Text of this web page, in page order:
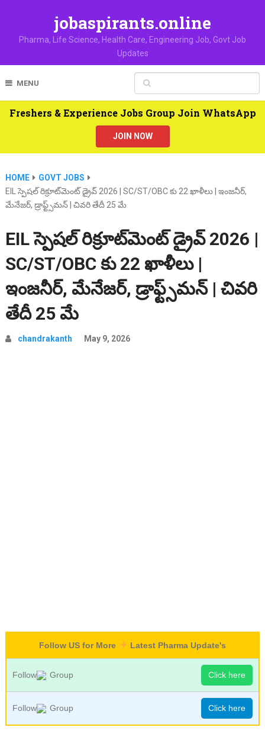
jobaspirants.online
Pharma, Life Science, Health Care, Engineering Job, Govt Job
Updates
MENU
Freshers & Experience Jobs Group Join WhatsApp
JOIN NOW
HOME
GOVT JOBS
EIL స్పెషల్ రిక్రూట్‌మెంట్ డ్రైవ్ 2026 | SC/ST/OBC కు 22 ఖాళీలు | ఇంజనీర్,
మేనేజర్, డ్రాఫ్ట్స్‌మన్ | చివరి తేదీ 25 మే
EIL స్పెషల్ రిక్రూట్‌మెంట్ డ్రైవ్ 2026 |
SC/ST/OBC కు 22 ఖాళీలు |
ఇంజనీర్, మేనేజర్, డ్రాఫ్ట్స్‌మన్ | చివరి
తేదీ 25 మే
chandrakanth May 9, 2026
Follow US for More Latest Pharma Update's
Follow Group Click here
Follow Group Click here